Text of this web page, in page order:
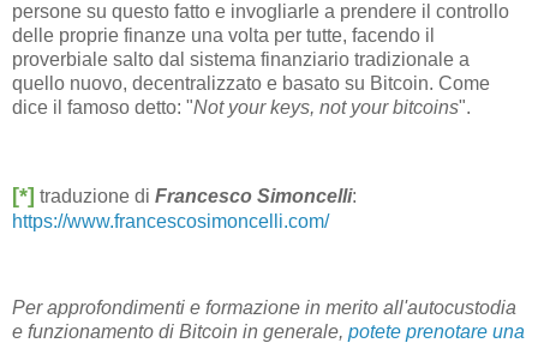
persone su questo fatto e invogliarle a prendere il controllo
delle proprie finanze una volta per tutte, facendo il
proverbiale salto dal sistema finanziario tradizionale a
quello nuovo, decentralizzato e basato su Bitcoin. Come
dice il famoso detto: "Not your keys, not your bitcoins".
[*] traduzione di Francesco Simoncelli:
https://www.francescosimoncelli.com/
Per approfondimenti e formazione in merito all'autocustodia
e funzionamento di Bitcoin in generale, potete prenotare una